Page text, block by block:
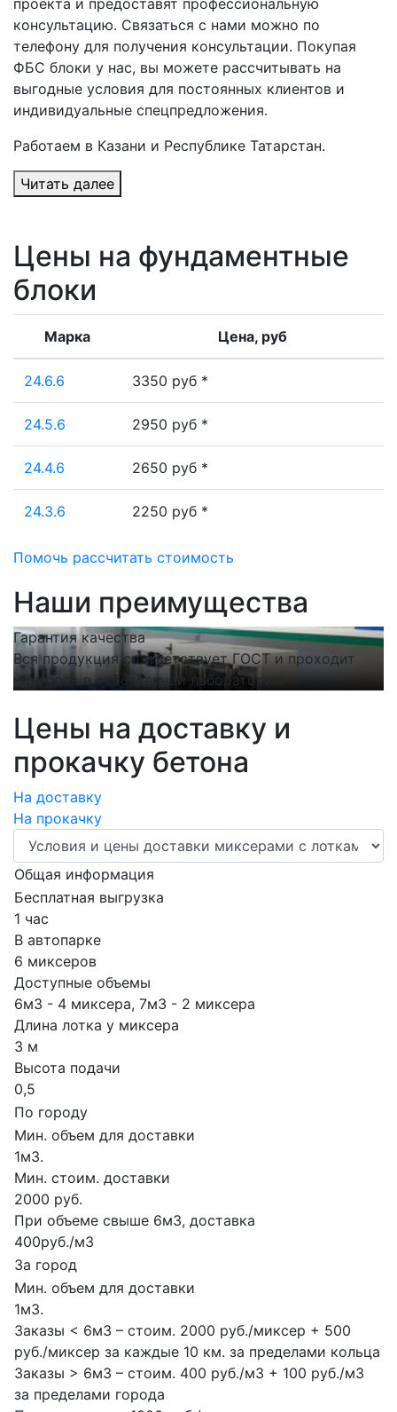
консультацию. Связаться с нами можно по
телефону для получения консультации. Покупая
ФБС блоки у нас, вы можете рассчитывать на
выгодные условия для постоянных клиентов и
индивидуальные спецпредложения.
Работаем в Казани и Республике Татарстан.
Читать далее
Цены на фундаментные
блоки
Марка Цена, руб
24.6.6 3350 руб *
24.5.6 2950 руб *
24.4.6 2650 руб *
24.3.6 2250 руб *
Помочь рассчитать стоимость
Наши преимущества
Гарантия качества
Вся продукция соответствует ГОСТ и проходит
контроль в собственной лаборатории.
Цены на доставку и
прокачку бетона
На доставку
На прокачку
Общая информация
Бесплатная выгрузка
1 час
В автопарке
6 миксеров
Доступные объемы
6м3 - 4 миксера, 7м3 - 2 миксера
Длина лотка у миксера
3 м
Высота подачи
0,5
По городу
Мин. объем для доставки
1м3.
Мин. стоим. доставки
2000 руб.
При объеме свыше 6м3, доставка
400руб./м3
За город
Мин. объем для доставки
1м3.
Заказы < 6м3 – стоим. 2000 руб./миксер + 500
руб./миксер за каждые 10 км. за пределами кольца
Заказы > 6м3 – стоим. 400 руб./м3 + 100 руб./м3
за пределами города